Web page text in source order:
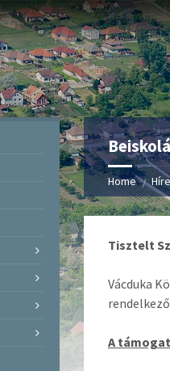
Home
Tisztelt
Vácduka
A